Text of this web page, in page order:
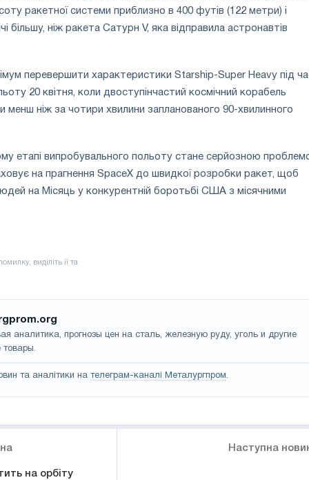
ракетної системи приблизно в 400 футів (122 метри) і
більшу, ніж ракета Сатурн V, яка відправила астронавтів
перевершити характеристики Starship-Super Heavy під
20 квітня, коли двоступінчастий космічний корабель
менш ніж за чотири хвилини запланованого 90-хвилинного
етапі випробувального польоту стане серйозною
на прагнення SpaceX до швидкої розробки ракет, щоб
на Місяць у конкурентній боротьбі США з місячними
аналитика, прогнозы цен на сталь, железную руду, уголь и другие
товары.
та аналітики на телеграм-каналі Металургпром.
на орбіту
Наступна